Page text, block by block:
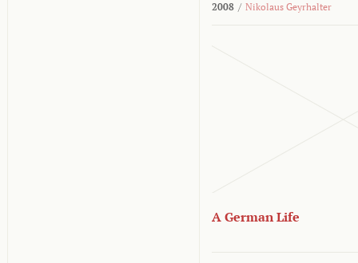
2008 / Nikolaus Geyrhalter
A German Life